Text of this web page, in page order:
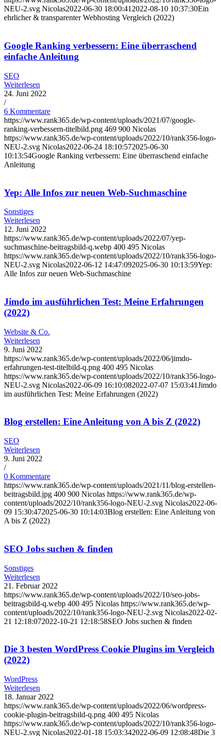
NEU-2.svg Nicolas2022-06-30 18:00:412022-08-10 10:37:30Ein
ehrlicher & transparenter Webhosting Vergleich (2022)
Google Ranking verbessern: Eine überraschend
einfache Anleitung
SEO
Weiterlesen
24. Juni 2022
/
6 Kommentare
https://www.rank365.de/wp-content/uploads/2021/07/google-
ranking-verbessern-titelbild.png 469 900 Nicolas
https://www.rank365.de/wp-content/uploads/2022/10/rank356-logo-
NEU-2.svg Nicolas2022-06-24 18:10:572025-06-30
10:13:54Google Ranking verbessern: Eine überraschend einfache
Anleitung
Yep: Alle Infos zur neuen Web-Suchmaschine
Sonstiges
Weiterlesen
12. Juni 2022
https://www.rank365.de/wp-content/uploads/2022/07/yep-
suchmaschine-beitragsbild-q.webp 400 495 Nicolas
https://www.rank365.de/wp-content/uploads/2022/10/rank356-logo-
NEU-2.svg Nicolas2022-06-12 14:47:092025-06-30 10:13:59Yep:
Alle Infos zur neuen Web-Suchmaschine
Jimdo im ausführlichen Test: Meine Erfahrungen
(2022)
Website & Co.
Weiterlesen
9. Juni 2022
https://www.rank365.de/wp-content/uploads/2022/06/jimdo-
erfahrungen-test-titelbild-q.png 400 495 Nicolas
https://www.rank365.de/wp-content/uploads/2022/10/rank356-logo-
NEU-2.svg Nicolas2022-06-09 16:10:082022-07-07 15:03:41Jimdo
im ausführlichen Test: Meine Erfahrungen (2022)
Blog erstellen: Eine Anleitung von A bis Z (2022)
SEO
Weiterlesen
9. Juni 2022
/
0 Kommentare
https://www.rank365.de/wp-content/uploads/2021/11/blog-erstellen-
beitragsbild.jpg 400 900 Nicolas https://www.rank365.de/wp-
content/uploads/2022/10/rank356-logo-NEU-2.svg Nicolas2022-06-
09 15:30:472025-06-30 10:14:03Blog erstellen: Eine Anleitung von
A bis Z (2022)
SEO Jobs suchen & finden
Sonstiges
Weiterlesen
21. Februar 2022
https://www.rank365.de/wp-content/uploads/2022/10/seo-jobs-
beitragsbild-q.webp 400 495 Nicolas https://www.rank365.de/wp-
content/uploads/2022/10/rank356-logo-NEU-2.svg Nicolas2022-02-
21 12:18:072022-10-21 12:18:58SEO Jobs suchen & finden
Die 3 besten WordPress Cookie Plugins im Vergleich
(2022)
WordPress
Weiterlesen
18. Januar 2022
https://www.rank365.de/wp-content/uploads/2022/06/wordpress-
cookie-plugin-beitragsbild-q.png 400 495 Nicolas
https://www.rank365.de/wp-content/uploads/2022/10/rank356-logo-
NEU-2.svg Nicolas2022-01-18 15:03:342022-06-09 12:08:48Die 3